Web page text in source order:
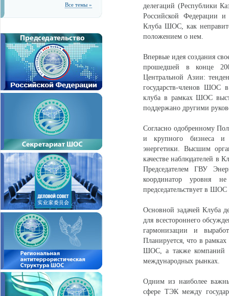
Все темы »
делегаций (Республики
Российской Федерации и
Клуба ШОС, как
положением о нем.
Впервые идея создания
прошедшей в конце
Центральной Азии:
государств-членов ШОС
клуба в рамках ШОС
поддержано другими
Согласно одобренному
и крупного бизнеса и
энергетики. Высшим
качестве наблюдателей в
Председателем ГВУ
координатор уровня
председательствует в
Основной задачей Клуба
для всестороннего
гармонизации и
Планируется, что в рамках
ШОС, а также компаний ?
международных рынках.
Одним из наиболее
сфере ТЭК между